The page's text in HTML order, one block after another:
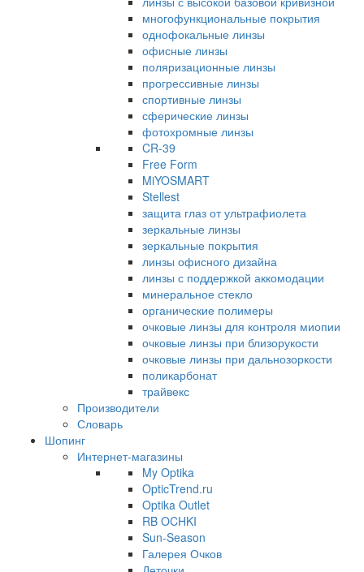
многофункциональные покрытия
однофокальные линзы
офисные линзы
поляризационные линзы
прогрессивные линзы
спортивные линзы
сферические линзы
фотохромные линзы
CR-39
Free Form
MiYOSMART
Stellest
защита глаз от ультрафиолета
зеркальные линзы
зеркальные покрытия
линзы офисного дизайна
линзы с поддержкой аккомодации
минеральное стекло
органические полимеры
очковые линзы для контроля миопии
очковые линзы при близорукости
очковые линзы при дальнозоркости
поликарбонат
трайвекс
Производители
Словарь
Шопинг
Интернет-магазины
My Optika
OpticTrend.ru
Optika Outlet
RB OCHKI
Sun-Season
Галерея Очков